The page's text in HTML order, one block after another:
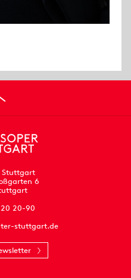
Stuttgart
6
20-90
stuttgart.de